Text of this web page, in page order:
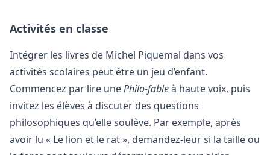
Activités en classe
Intégrer les livres de Michel Piquemal dans vos
activités scolaires peut être un jeu d’enfant.
Commencez par lire unePhilo-fableà haute voix, puis
invitez les élèves à discuter des questions
philosophiques qu’elle soulève. Par exemple, après
avoir lu « Le lion et le rat », demandez-leur si la taille ou